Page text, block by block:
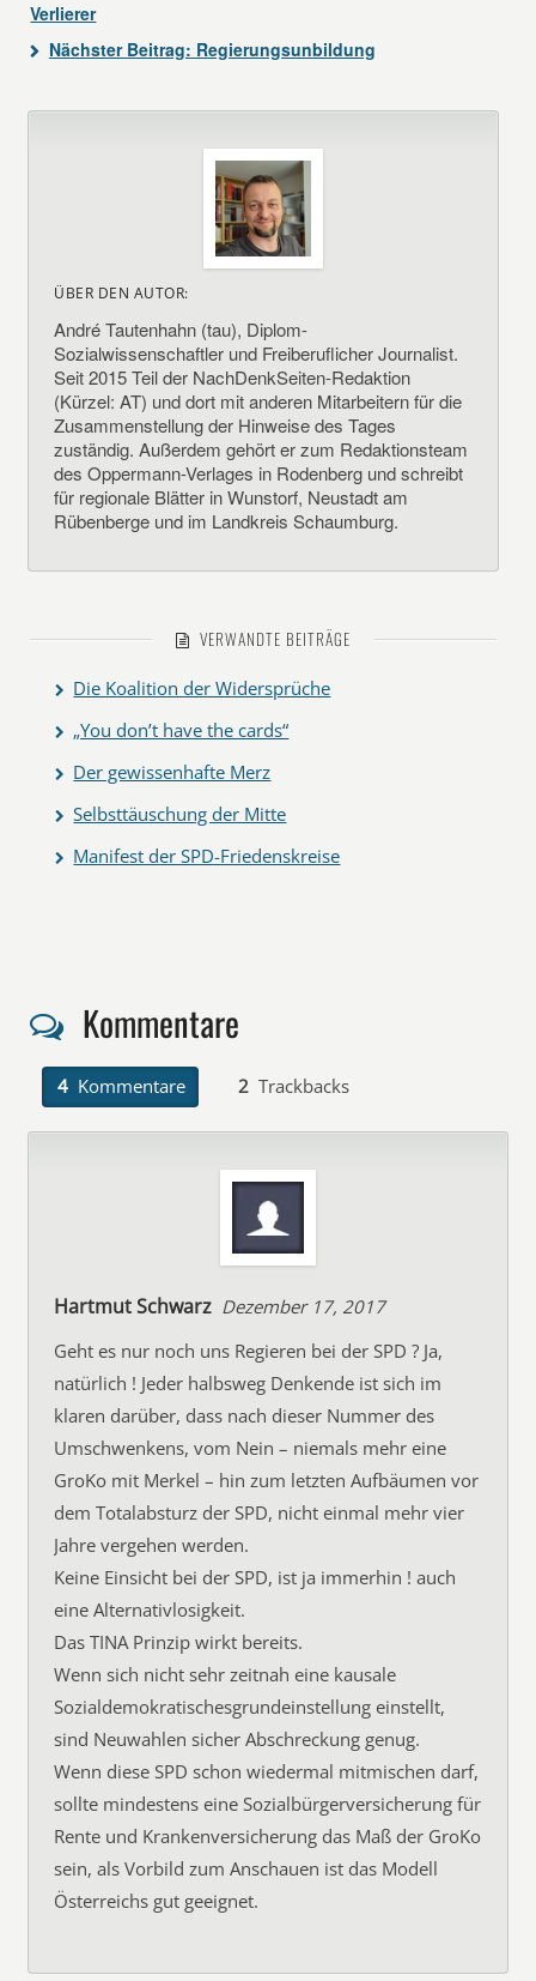
Verlierer
Nächster Beitrag: Regierungsunbildung
ÜBER DEN AUTOR:
André Tautenhahn (tau), Diplom-
Sozialwissenschaftler und Freiberuflicher Journalist.
Seit 2015 Teil der NachDenkSeiten-Redaktion
(Kürzel: AT) und dort mit anderen Mitarbeitern für die
Zusammenstellung der Hinweise des Tages
zuständig. Außerdem gehört er zum Redaktionsteam
des Oppermann-Verlages in Rodenberg und schreibt
für regionale Blätter in Wunstorf, Neustadt am
Rübenberge und im Landkreis Schaumburg.
VERWANDTE BEITRÄGE
Die Koalition der Widersprüche
„You don’t have the cards“
Der gewissenhafte Merz
Selbsttäuschung der Mitte
Manifest der SPD-Friedenskreise
Kommentare
4 Kommentare 2 Trackbacks
Hartmut Schwarz Dezember 17, 2017
Geht es nur noch uns Regieren bei der SPD ? Ja,
natürlich ! Jeder halbsweg Denkende ist sich im
klaren darüber, dass nach dieser Nummer des
Umschwenkens, vom Nein – niemals mehr eine
GroKo mit Merkel – hin zum letzten Aufbäumen vor
dem Totalabsturz der SPD, nicht einmal mehr vier
Jahre vergehen werden.
Keine Einsicht bei der SPD, ist ja immerhin ! auch
eine Alternativlosigkeit.
Das TINA Prinzip wirkt bereits.
Wenn sich nicht sehr zeitnah eine kausale
Sozialdemokratischesgrundeinstellung einstellt,
sind Neuwahlen sicher Abschreckung genug.
Wenn diese SPD schon wiedermal mitmischen darf,
sollte mindestens eine Sozialbürgerversicherung für
Rente und Krankenversicherung das Maß der GroKo
sein, als Vorbild zum Anschauen ist das Modell
Österreichs gut geeignet.